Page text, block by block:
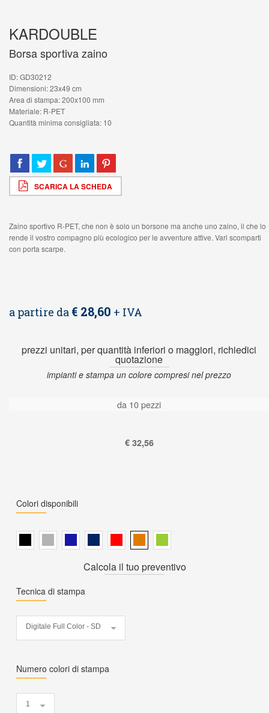
KARDOUBLE
Borsa sportiva zaino
ID: GD30212
Dimensioni: 23x49 cm
Area di stampa: 200x100 mm
Materiale: R-PET
Quantità minima consigliata: 10
SCARICA LA SCHEDA
Zaino sportivo R-PET, che non è solo un borsone ma anche uno zaino, il che lo
rende il vostro compagno più ecologico per le avventure attive. Vari scomparti
con porta scarpe.
a partire da € 28,60 + IVA
prezzi unitari, per quantità inferiori o maggiori, richiedici
quotazione
impianti e stampa un colore compresi nel prezzo
da 10 pezzi
€ 32,56
Colori disponibili
Calcola il tuo preventivo
Tecnica di stampa
Numero colori di stampa